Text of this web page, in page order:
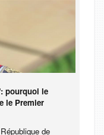
pourquoi le
le Premier
de